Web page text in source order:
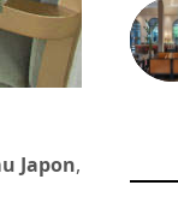
Japon,